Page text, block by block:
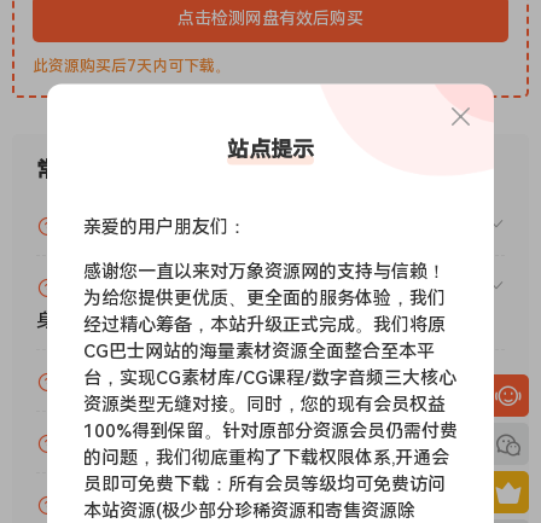
点击检测网盘有效后购买
此资源购买后7天内可下载。
常见问题
VIP资源或免费资源能否做为商业用途？
赞助包月VIP（或包年VIP）后能升级包年（或终
身VIP）吗？
为什么付款了未开通VIP会员？
账号可以分享或者借给别人用吗？
VIP会员剩余时间查询？
站点提示
亲爱的用户朋友们：
感谢您一直以来对万象资源网的支持与信赖！
为给您提供更优质、更全面的服务体验，我们
经过精心筹备，本站升级正式完成。我们将原
CG巴士网站的海量素材资源全面整合至本平
台，实现CG素材库/CG课程/数字音频三大核心
资源类型无缝对接。同时，您的现有会员权益
100%得到保留。针对原部分资源会员仍需付费
的问题，我们彻底重构了下载权限体系,开通会
员即可免费下载：所有会员等级均可免费访问
本站资源(极少部分珍稀资源和寄售资源除